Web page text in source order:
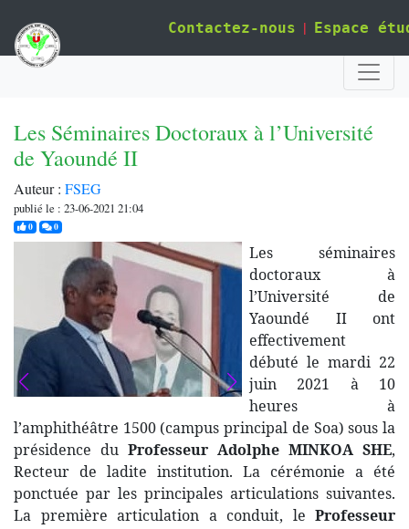
Contactez-nous | Espace
Les Séminaires Doctoraux à l’Université
de Yaoundé II
Auteur : FSEG
publié le : 23-06-2021 21:04
0j'aime0commentaires
Les séminaires
doctoraux à
l’Université de
Yaoundé II ont
effectivement
débuté le mardi 22
juin 2021 à 10
heures à
l’amphithéâtre 1500 (campus principal de Soa) sous la
présidence du Professeur Adolphe MINKOA SHE,
Recteur de ladite institution. La cérémonie a été
ponctuée par les principales articulations suivantes.
La première articulation a conduit, le Professeur